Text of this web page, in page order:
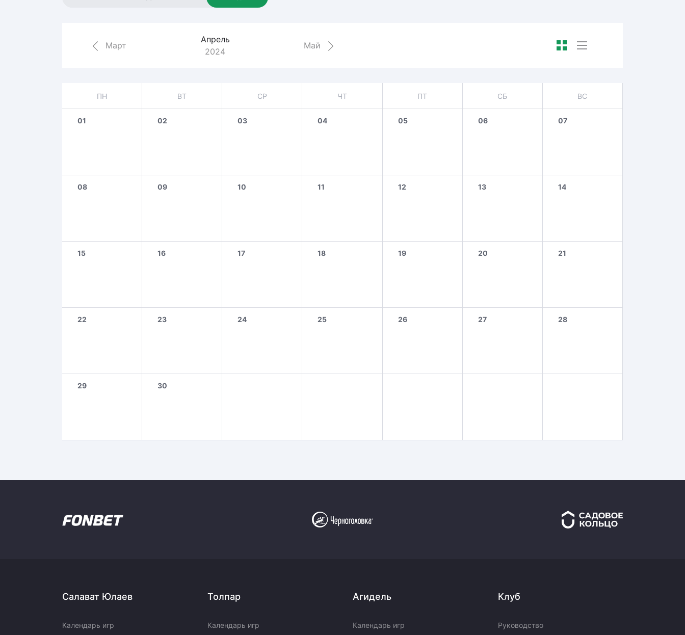
Амур
Март
Апрель
2024
Май
ПН ВТ СР ЧТ ПТ СБ ВС
01 02 03 04 05 06 07
08 09 10 11 12 13 14
15 16 17 18 19 20 21
22 23 24 25 26 27 28
29 30
Салават Юлаев
Календарь игр
Толпар
Календарь игр
Агидель
Календарь игр
Клуб
Руководство